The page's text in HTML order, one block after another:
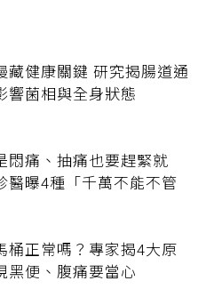
藏健康關鍵 研究揭腸道通
響菌相與全身狀態
悶痛、抽痛也要趕緊就
醫曝4種「千萬不能不管
桶正常嗎？專家揭4大原
黑便、腹痛要當心